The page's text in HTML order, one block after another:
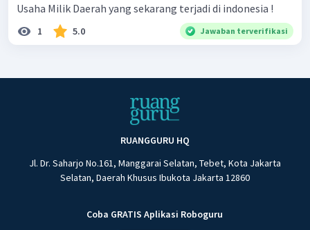
Usaha Milik Daerah yang sekarang terjadi di indonesia !
1 5.0 Jawaban terverifikasi
RUANGGURU HQ
Jl. Dr. Saharjo No.161, Manggarai Selatan, Tebet, Kota Jakarta
Selatan, Daerah Khusus Ibukota Jakarta 12860
Coba GRATIS Aplikasi Roboguru